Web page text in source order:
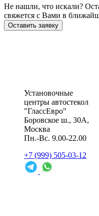
Не нашли, что искали?
свяжется с Вами в
Оставить заявку
Установочные
центры автостекол
"ГлассЕвро"
Боровское ш., 30А,
Москва
Пн.-Вс. 9.00-22.00
+7 (999) 505-03-12